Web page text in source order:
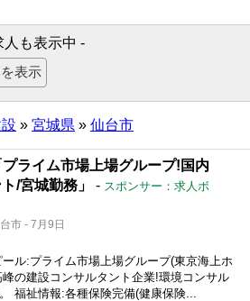
も表示中 -
» 宮城県 » 仙台市
ライム市場上場グループ!国内
/宮城勤務」
- スポンサー：求人ボ
市 - 7月9日
ール:プライム市場上場グループ(東京海上ホ
の建設コンサルタント企業!環境コンサル
福祉情報:各種保険完備(健康保険...